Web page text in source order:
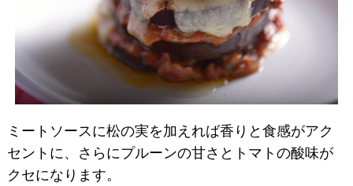
ミートソースに松の実を加えれば香りと食感がアク
セントに、さらにプルーンの甘さとトマトの酸味が
クセになります。